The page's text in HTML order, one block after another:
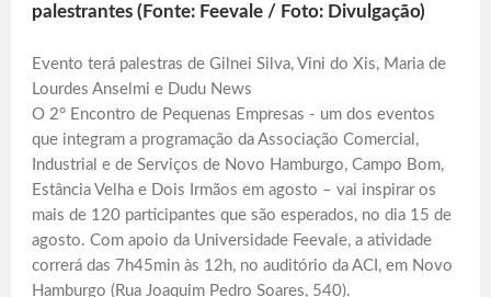
palestrantes (Fonte: Feevale / Foto: Divulgação)
Evento terá palestras de Gilnei Silva, Vini do Xis, Maria de
Lourdes Anselmi e Dudu News
O 2° Encontro de Pequenas Empresas - um dos eventos
que integram a programação da Associação Comercial,
Industrial e de Serviços de Novo Hamburgo, Campo Bom,
Estância Velha e Dois Irmãos em agosto – vai inspirar os
mais de 120 participantes que são esperados, no dia 15 de
agosto. Com apoio da Universidade Feevale, a atividade
correrá das 7h45min às 12h, no auditório da ACI, em Novo
Hamburgo (Rua Joaquim Pedro Soares, 540).